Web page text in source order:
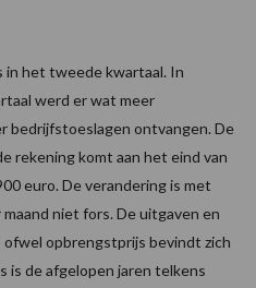
het tweede kwartaal. In
werd er wat meer
bedrijfstoeslagen ontvangen. De
rekening komt aan het eind van
euro. De verandering is met
niet fors. De uitgaven en
ofwel opbrengstprijs bevindt zich
is de afgelopen jaren telkens